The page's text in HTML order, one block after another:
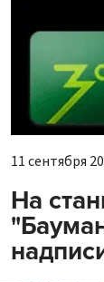
11 сентября
На